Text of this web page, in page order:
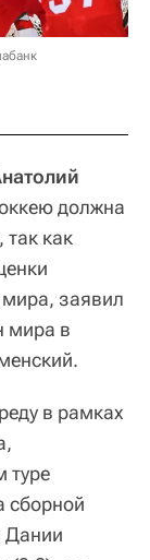
должна
как
заявил
мира в
в рамках
туре
сборной
Дании